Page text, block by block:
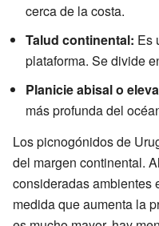
cerca de la costa.
Talud continental: Es
plataforma. Se divide
Planicie abisal o
más profunda del
Los picnogónidos de
del margen continental.
consideradas ambientes
medida que aumenta la